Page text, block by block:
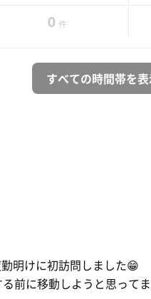
0 件
すべての時間帯を
明けに初訪問しました😁
前に移動しようと思って